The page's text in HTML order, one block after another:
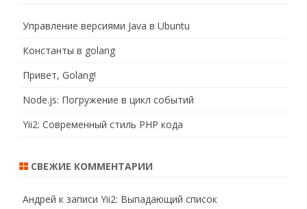
Управление версиями Java в Ubuntu
Константы в golang
Привет, Golang!
Node.js: Погружение в цикл событий
Yii2: Современный стиль PHP кода
СВЕЖИЕ КОММЕНТАРИИ
Андрей к записи Yii2: Выпадающий список